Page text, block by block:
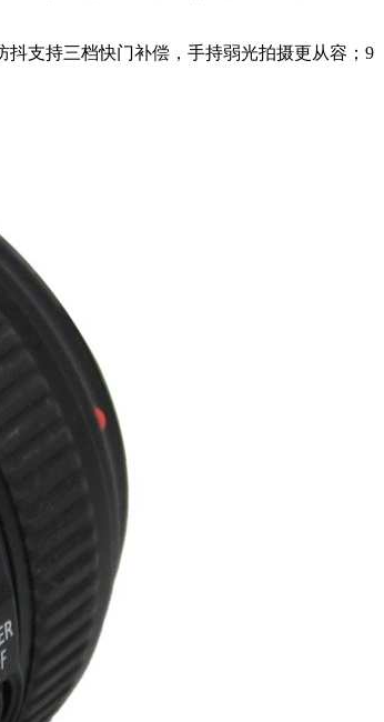
抖支持三档快门补偿，手持弱光拍摄更从容；9